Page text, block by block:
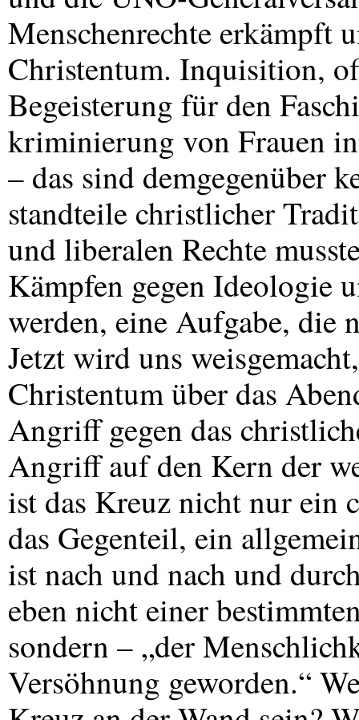
Menschenrechte erkämpft
Christentum. Inquisition,
Begeisterung für den
kriminierung von Frauen
– das sind demgegenüber
standteile christlicher
und liberalen Rechte
Kämpfen gegen Ideologie
werden, eine Aufgabe, die
Jetzt wird uns
Christentum über das
Angriff gegen das
Angriff auf den Kern der
ist das Kreuz nicht nur ein
das Gegenteil, ein
ist nach und nach und
eben nicht einer
sondern – „der
Versöhnung geworden.“